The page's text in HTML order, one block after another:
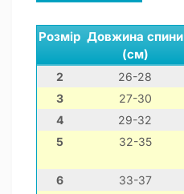
Розмір Довжина спини
(см)
2 26-28
3
27-30
4
29-32
5
32-35
6 33-37